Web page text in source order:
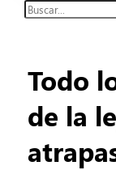
Todo
de la